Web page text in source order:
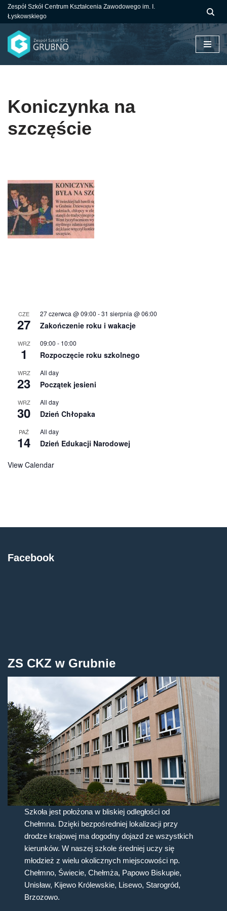
do
treści
Zespół Szkół Centrum Kształcenia Zawodowego im. I.
Łyskowskiego
Koniczynka na
szczęście
CZE
27
27 czerwca @ 09:00 -31 sierpnia @ 06:00
Zakończenie roku i wakacje
WRZ
1
09:00 - 10:00
Rozpoczęcie roku szkolnego
WRZ
23
All day
Początek jesieni
WRZ
30
All day
Dzień Chłopaka
PAŹ
14
All day
Dzień Edukacji Narodowej
View Calendar
Facebook
ZS CKZ w Grubnie
Szkoła jest położona w bliskiej odległości od
Chełmna. Dzięki bezpośredniej lokalizacji przy
drodze krajowej ma dogodny dojazd ze wszystkich
kierunków. W naszej szkole średniej uczy się
młodzież z wielu okolicznych miejscowości np.
Chełmno, Świecie, Chełmża, Papowo Biskupie,
Unisław, Kijewo Królewskie, Lisewo, Starogród,
Brzozowo.